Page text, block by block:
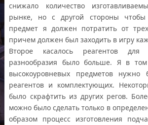
снижало количество
рынке, но с другой стороны чтобы
предмет я должен потратить от
причем должен был заходить в игру
Второе касалось реагентов
разнообразия было больше. Я в
высокоуровневых предметов нужно
реагентов и комплектующих.
было скрафтить из других регов.
можно было сделать только в
образом процесс изготовления